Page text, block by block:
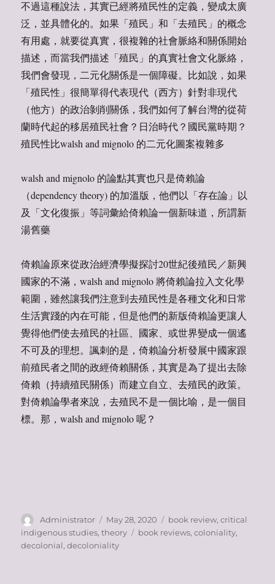
不過這種說法，其實已經將殖民性的定義，變成太廣
泛，並具體化的。如果「殖民」和「去殖民」的概念
有用處，就要從真實，很複雜的社會脈絡和關係開始
描述，而當我們描述「殖民」的真實社會文化脈絡，
我們會發現，二元化關係是一個障礙。比如說，如果
「殖民性」很簡單得代表現代（西方）針對非現代
（他方）的政治剝削關係，我們如何了解台灣的從荷
蘭時代起的移居殖民社會？日治時代？國民黨時期？
殖民性比walsh and mignolo 的二元化圖案複雜多
walsh and mignolo 的論點其實也只是倚賴論
（dependency theory) 的加溫版，他們以「存在論」以
及「文化復振」等詞彙給倚賴論一個新味道，所謂新
湯舊藥
倚賴論原來從政治經濟學擬探討20世紀後殖民／新興
國家的不滿，walsh and mignolo 將倚賴論拉入文化學
範圍，雖然讓我們注意到去殖民性是各種文化和日常
生活實踐的內在可能，但是他們的新版倚賴論更讓人
覺得他們使去殖民的社區、國家、或世界變成一個遙
不可及的理想。諷刺的是，倚賴論分析發展中國家跟
前殖民者之間的政經倚賴關係，其實是為了提出去除
倚賴（持續殖民關係）而建立自立、去殖民的政策。
對倚賴論學者來說，去殖民不是一個比喻，是一個目
標。那，walsh and mignolo 呢？
Author
Administrator
Posted
on
May 28, 2020 Categories
book review,critical
indigenous studies,theory Tags
book reviews,coloniality,
decolonial,decoloniality